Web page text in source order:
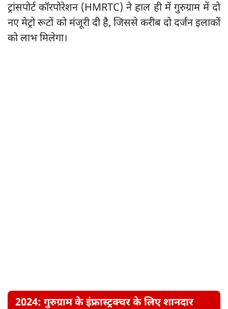
ट्रांसपोर्ट कॉरपोरेशन (HMRTC) ने हाल ही में गुरुग्राम में दो
नए मेट्रो रूटों को मंजूरी दी है, जिससे करीब दो दर्जन इलाकों
को लाभ मिलेगा।
2024: गुरुग्राम के इंफ्रास्ट्रक्चर के लिए शानदार